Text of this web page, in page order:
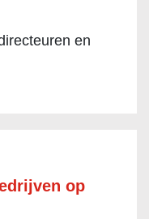
en
op